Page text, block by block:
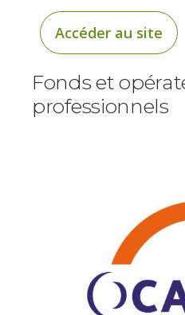
Accéder au site
Fonds et
professionnels